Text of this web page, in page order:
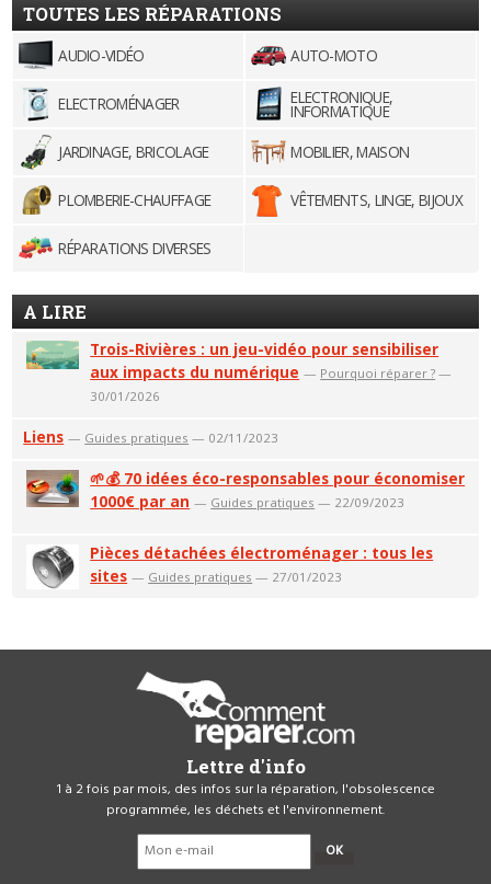
TOUTES LES RÉPARATIONS
AUDIO-VIDÉO AUTO-MOTO
ELECTROMÉNAGER ELECTRONIQUE,
INFORMATIQUE
JARDINAGE, BRICOLAGE
MOBILIER, MAISON
PLOMBERIE-CHAUFFAGE VÊTEMENTS, LINGE, BIJOUX
RÉPARATIONS DIVERSES
A LIRE
Trois-Rivières : un jeu-vidéo pour sensibiliser
aux impacts du numérique — Pourquoi réparer ? —
30/01/2026
Liens — Guides pratiques — 02/11/2023
🌱💰 70 idées éco-responsables pour économiser
1000€ par an — Guides pratiques — 22/09/2023
Pièces détachées électroménager : tous les
sites — Guides pratiques — 27/01/2023
Lettre d'info
1 à 2 fois par mois, des infos sur la réparation, l'obsolescence
programmée, les déchets et l'environnement.
OK